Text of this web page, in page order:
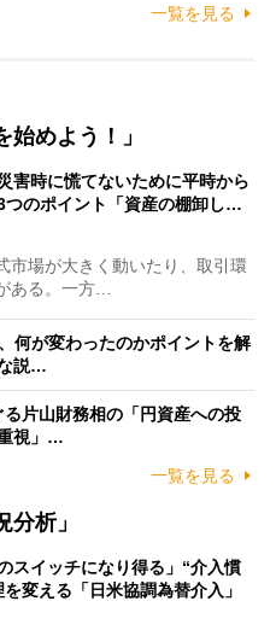
一覧を見る
めよう！」
害時に慌てないために平時から
つのポイント「資産の棚卸し…
場が大きく動いたり、取引環
ある。一方…
何が変わったのかポイントを解
説…
る片山財務相の「円資産への投
視」…
一覧を見る
析」
スイッチになり得る」“介入慣
変える「日米協調為替介入」